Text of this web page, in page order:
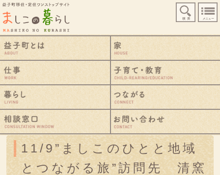
益子町移住・定住ワンストップサイト 検索
益子町とは
仕事
暮らし
相談窓口
11/9”ましこのひとと地域
とつながる旅”訪問先 清窯